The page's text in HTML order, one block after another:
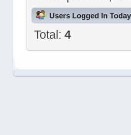
Users Logged In Today
Total: 4